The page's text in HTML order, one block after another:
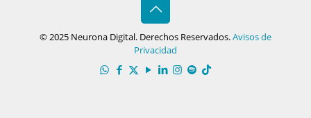
© 2025 Neurona Digital. Derechos Reservados.Avisos de
Privacidad